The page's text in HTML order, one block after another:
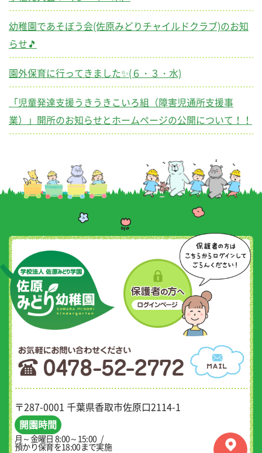
幼稚園であそぼう会(佐原みどりチャイルドクラブ)のお知
らせ🎵
園外保育に行ってきました✨(６・３・水)
「児童発達支援うきうきこいろ組（障害児通所支援事
業）」開所のお知らせとホームページの公開について！！
〒287-0001 千葉県香取市佐原口2114-1
開園時間
月～金曜日 8:00～15:00
預かり保育を18:00まで実施